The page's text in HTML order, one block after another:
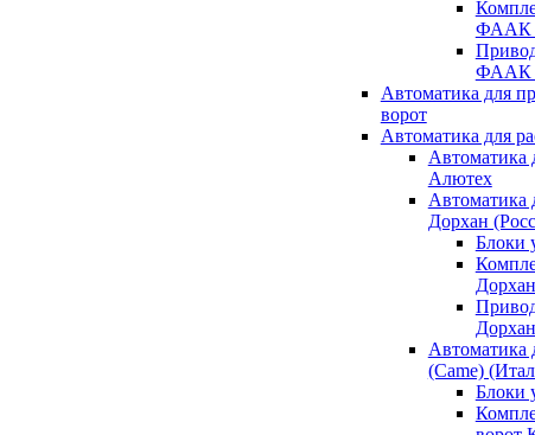
ФААК
ФААК
Автоматика для
ворот
Автоматика для
Автоматика
Алютех
Автоматика
Дорхан
Блоки
Дорхан
Дорхан
Автоматика
(Came)
Блоки